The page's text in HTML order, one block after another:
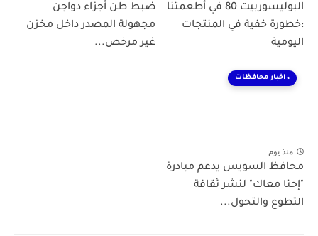
البوليسوربيت 80 في أطعمتنا
:خطورة خفية في المنتجات
اليومية
ضبط طن أجزاء دواجن
مجهولة المصدر داخل مخزن
غير مرخص...
، اخبار محافظات
منذ يوم
محافظ السويس يدعم مبادرة
"إحنا معاك" لنشر ثقافة
التطوع والتحول...